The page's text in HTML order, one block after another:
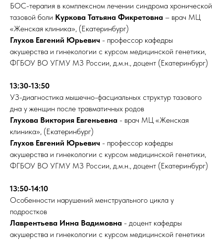
БОС-терапия в комплексном лечении синдрома хронической
тазовой боли Куркова Татьяна Фикретовна – врач МЦ
«Женская клиника», (Екатеринбург)
Глухов Евгений Юрьевич - профессор кафедры
акушерства и гинекологии с курсом медицинской генетики,
ФГБОУ ВО УГМУ МЗ России, д.м.н., доцент (Екатеринбург)
13:30-13:50
УЗ-диагностика мышечно-фасциальных структур тазового
дна у женщин после травматичных родов
Глухова Виктория Евгеньевна - врач МЦ «Женская
клиника», (Екатеринбург)
Глухов Евгений Юрьевич - профессор кафедры
акушерства и гинекологии с курсом медицинской генетики,
ФГБОУ ВО УГМУ МЗ России, д.м.н., доцент (Екатеринбург)
13:50-14:10
Особенности нарушений менструального цикла у
подростков
Лаврентьева Инна Вадимовна - доцент кафедры
акушерства и гинекологии с курсом медицинской генетики